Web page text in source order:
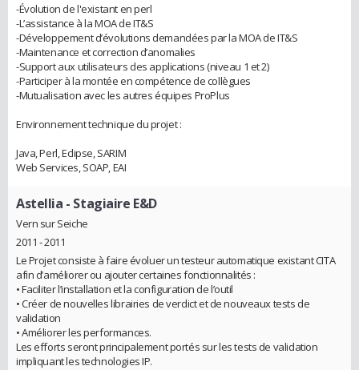
-Évolution de l'existant en perl
-L’assistance à la MOA de IT&S
-Développement d’évolutions demandées par la MOA de IT&S
-Maintenance et correction d’anomalies
-Support aux utilisateurs des applications (niveau 1 et 2)
-Participer à la montée en compétence de collègues
-Mutualisation avec les autres équipes ProPlus
Environnement technique du projet :
Java, Perl, Eclipse, SARIM
Web Services, SOAP, EAI
Astellia - Stagiaire E&D
Vern sur Seiche
2011 - 2011
Le Projet consiste à faire évoluer un testeur automatique existant CITA
afin d’améliorer ou ajouter certaines fonctionnalités :
• Faciliter l’installation et la configuration de l’outil
• Créer de nouvelles librairies de verdict et de nouveaux tests de
validation
• Améliorer les performances.
Les efforts seront principalement portés sur les tests de validation
impliquant les technologies IP.